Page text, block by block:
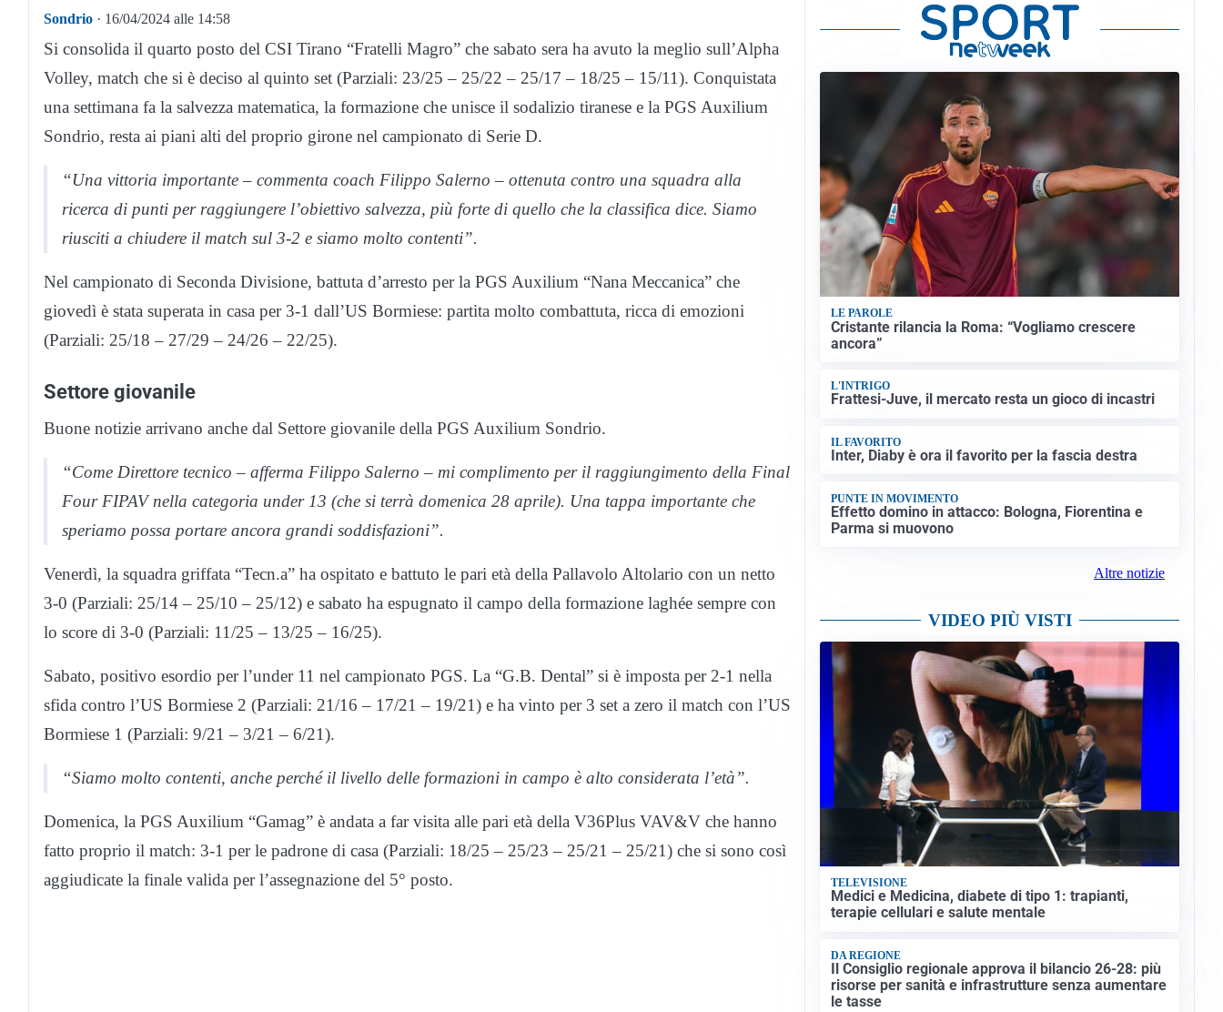
Sondrio · 16/04/2024 alle 14:58
Si consolida il quarto posto del CSI Tirano “Fratelli Magro” che sabato sera ha avuto la meglio sull’Alpha
Volley, match che si è deciso al quinto set (Parziali: 23/25 – 25/22 – 25/17 – 18/25 – 15/11). Conquistata
una settimana fa la salvezza matematica, la formazione che unisce il sodalizio tiranese e la PGS Auxilium
Sondrio, resta ai piani alti del proprio girone nel campionato di Serie D.
“Una vittoria importante – commenta coach Filippo Salerno – ottenuta contro una squadra alla
ricerca di punti per raggiungere l’obiettivo salvezza, più forte di quello che la classifica dice. Siamo
riusciti a chiudere il match sul 3-2 e siamo molto contenti”.
Nel campionato di Seconda Divisione, battuta d’arresto per la PGS Auxilium “Nana Meccanica” che
giovedì è stata superata in casa per 3-1 dall’US Bormiese: partita molto combattuta, ricca di emozioni
(Parziali: 25/18 – 27/29 – 24/26 – 22/25).
Settore giovanile
Buone notizie arrivano anche dal Settore giovanile della PGS Auxilium Sondrio.
“Come Direttore tecnico – afferma Filippo Salerno – mi complimento per il raggiungimento della Final
Four FIPAV nella categoria under 13 (che si terrà domenica 28 aprile). Una tappa importante che
speriamo possa portare ancora grandi soddisfazioni”.
Venerdì, la squadra griffata “Tecn.a” ha ospitato e battuto le pari età della Pallavolo Altolario con un netto
3-0 (Parziali: 25/14 – 25/10 – 25/12) e sabato ha espugnato il campo della formazione laghée sempre con
lo score di 3-0 (Parziali: 11/25 – 13/25 – 16/25).
Sabato, positivo esordio per l’under 11 nel campionato PGS. La “G.B. Dental” si è imposta per 2-1 nella
sfida contro l’US Bormiese 2 (Parziali: 21/16 – 17/21 – 19/21) e ha vinto per 3 set a zero il match con l’US
Bormiese 1 (Parziali: 9/21 – 3/21 – 6/21).
“Siamo molto contenti, anche perché il livello delle formazioni in campo è alto considerata l’età”.
Domenica, la PGS Auxilium “Gamag” è andata a far visita alle pari età della V36Plus VAV&V che hanno
fatto proprio il match: 3-1 per le padrone di casa (Parziali: 18/25 – 25/23 – 25/21 – 25/21) che si sono così
aggiudicate la finale valida per l’assegnazione del 5° posto.
LE PAROLE
Cristante rilancia la Roma: “Vogliamo crescere
ancora”
L'INTRIGO
Frattesi-Juve, il mercato resta un gioco di incastri
IL FAVORITO
Inter, Diaby è ora il favorito per la fascia destra
PUNTE IN MOVIMENTO
Effetto domino in attacco: Bologna, Fiorentina e
Parma si muovono
Altre notizie
VIDEO PIÙ VISTI
TELEVISIONE
Medici e Medicina, diabete di tipo 1: trapianti,
terapie cellulari e salute mentale
DA REGIONE
Il Consiglio regionale approva il bilancio 26-28: più
risorse per sanità e infrastrutture senza aumentare
le tasse